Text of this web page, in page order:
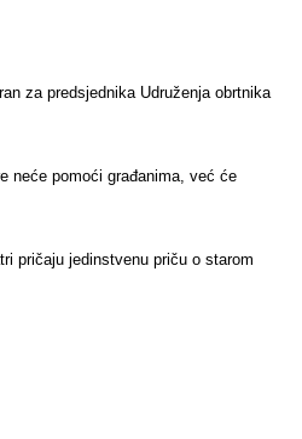
za predsjednika Udruženja obrtnika
neće pomoći građanima, već će
pričaju jedinstvenu priču o starom